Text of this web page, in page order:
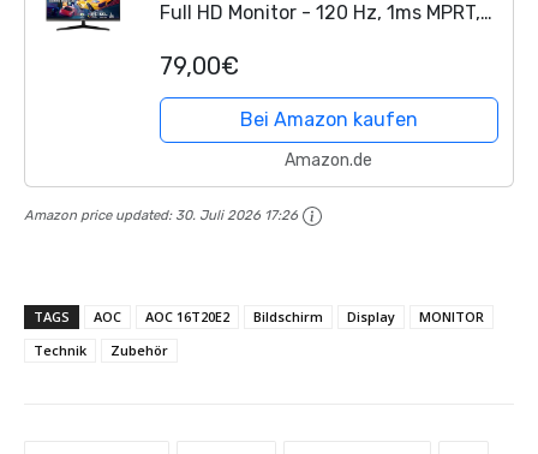
Full HD Monitor - 120 Hz, 1ms MPRT,
Panel, Vesa 100x100, 16:9, 1920x1080,
D-Sub, HDMI
79,00€
Bei Amazon kaufen
Amazon.de
Amazon price updated: 30. Juli 2026 17:26
TAGS AOC AOC 16T20E2 Bildschirm Display
MONITOR
Technik
Zubehör